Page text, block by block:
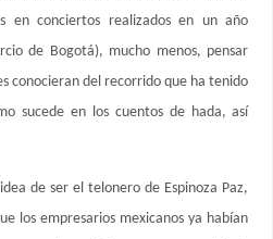
en conciertos realizados en un año
de Bogotá), mucho menos, pensar
conocieran del recorrido que ha tenido
sucede en los cuentos de hada, así
de ser el telonero de Espinoza Paz,
los empresarios mexicanos ya habían